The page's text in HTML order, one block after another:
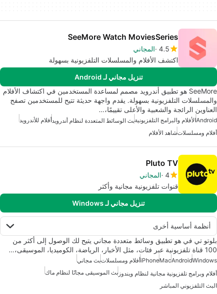
SeeMore Watch MoviesSeries
4.5 المجاني
اكتشف الأفلام والمسلسلات التلفزيونية بسهولة
تنزيل مجاني لـ Android
SeeMore هو تطبيق أندرويد مصمم لمساعدة المستخدمين في اكتشاف الأفلام
والمسلسلات التلفزيونية بسهولة. يقدم واجهة حديثة تتيح للمستخدمين تصفح
العناوين الرائجة والشعبية والأعلى تقييمًا،…
Androidالأفلام والبرامج التلفزيونيةبث الوسائط المتعددة لنظام أندرويدأفلام للأندرويد
أفلام ومسلسلاتشاهد الأفلام
Pluto TV
4 المجاني
قنوات تلفزيونية مجانية وأكثر
تنزيل مجاني لـ Windows
أنظمة أساسية أخرى
بلوتو تي في هو تطبيق وسائط متعددة مجاني يتيح لك الوصول إلى أكثر من
100 قناة تلفزيونية عبر فئات، مثل الأخبار، الرياضة، الكوميديا، الموسيقى،…
Windows
Android
Mac
iPhoneأفلام ومسلسلاتبث مجاني
أفلام وبرامج تلفزيونية مجانية لنظام ويندوز بث الموسيقى مجانًا لنظام ماك
البث التلفزيوني المباشر